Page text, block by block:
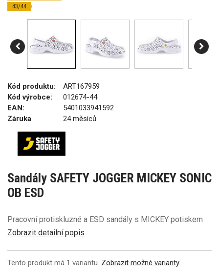
43/44
Kód produktu:
ART167959
Kód výrobce:
012674-44
EAN:
5401033941592
Záruka
24 měsíců
Sandály SAFETY JOGGER MICKEY SONIC
OB ESD
Pracovní protiskluzné a ESD sandály s MICKEY potiskem
Zobrazit detailní popis
Tento produkt má 1 variantu. Zobrazit možné varianty